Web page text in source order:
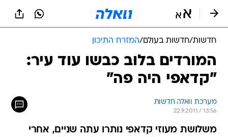
חדשות/חדשות בעולם/המזרח התיכון
המורדים בלוב כבשו עוד עיר:
"קדאפי היה פה"
מערכת וואלה חדשות
22.9.2011 / 13:56
משלושת מעוזי קדאפי נותרו עתה שניים, אחרי